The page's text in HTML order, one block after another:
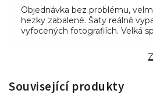
Objednávka bez problému,
hezky zabalené. Šaty reálně
vyfocených fotografiích. Velká
Související produkty